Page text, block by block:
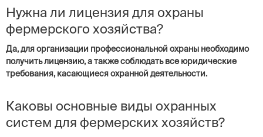
Нужна ли лицензия для охраны
фермерского хозяйства?
Да, для организации профессиональной охраны необходимо
получить лицензию, а также соблюдать все юридические
требования, касающиеся охранной деятельности.
Каковы основные виды охранных
систем для фермерских хозяйств?